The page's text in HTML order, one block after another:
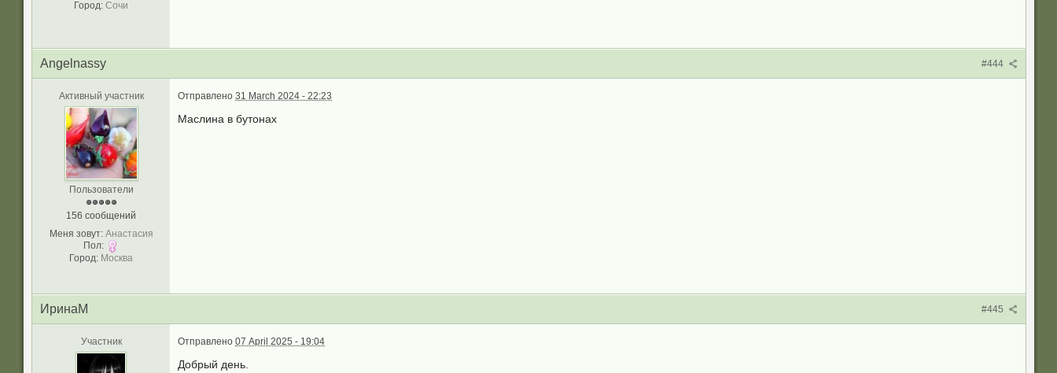
Город: Сочи
#444
Angelnassy
Активный участник
Пользователи
156 сообщений
Меня зовут: Анастасия
Пол:
Город: Москва
Отправлено 31 March 2024 - 22:23
Маслина в бутонах
#445
ИринаМ
Участник Отправлено 07 April 2025 - 19:04
Добрый день.